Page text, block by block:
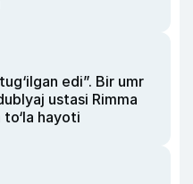
edi”. Bir umr
ustasi Rimma
hayoti